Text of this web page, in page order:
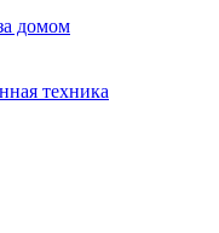
домом
техника